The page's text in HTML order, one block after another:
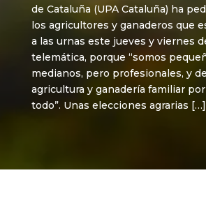
de Cataluña (UPA Cataluña) ha
los agricultores y ganaderos que
a las urnas este jueves y viernes
telemática, porque “somos
medianos, pero profesionales, y
agricultura y ganadería familiar
todo”. Unas elecciones agrarias […]